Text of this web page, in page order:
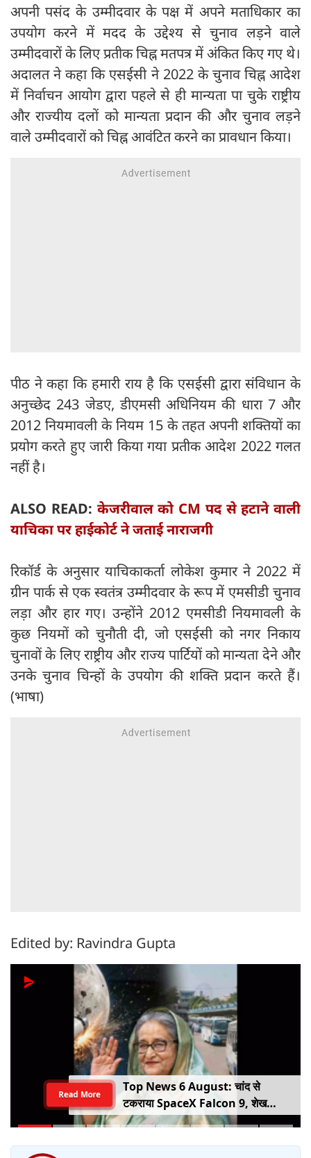
अपनी पसंद के उम्मीदवार के पक्ष में अपने मताधिकार का
उपयोग करने में मदद के उद्देश्य से चुनाव लड़ने वाले
उम्मीदवारों के लिए प्रतीक चिह्न मतपत्र में अंकित किए गए थे।
अदालत ने कहा कि एसईसी ने 2022 के चुनाव चिह्न आदेश
में निर्वाचन आयोग द्वारा पहले से ही मान्यता पा चुके राष्ट्रीय
और राज्यीय दलों को मान्यता प्रदान की और चुनाव लड़ने
वाले उम्मीदवारों को चिह्न आवंटित करने का प्रावधान किया।
पीठ ने कहा कि हमारी राय है कि एसईसी द्वारा संविधान के
अनुच्छेद 243 जेडए, डीएमसी अधिनियम की धारा 7 और
2012 नियमावली के नियम 15 के तहत अपनी शक्तियों का
प्रयोग करते हुए जारी किया गया प्रतीक आदेश 2022 गलत
नहीं है।
ALSO READ: केजरीवाल को CM पद से हटाने वाली
याचिका पर हाईकोर्ट ने जताई नाराजगी
रिकॉर्ड के अनुसार याचिकाकर्ता लोकेश कुमार ने 2022 में
ग्रीन पार्क से एक स्वतंत्र उम्मीदवार के रूप में एमसीडी चुनाव
लड़ा और हार गए। उन्होंने 2012 एमसीडी नियमावली के
कुछ नियमों को चुनौती दी, जो एसईसी को नगर निकाय
चुनावों के लिए राष्ट्रीय और राज्य पार्टियों को मान्यता देने और
उनके चुनाव चिन्हों के उपयोग की शक्ति प्रदान करते हैं।
(भाषा)
Edited by: Ravindra Gupta
प्रतापगढ़ में मातम: 100 साल पुराना मकान
ढहा, एक ही परिवार के 6 लोगों की दर्दनाक
मौत
Read More